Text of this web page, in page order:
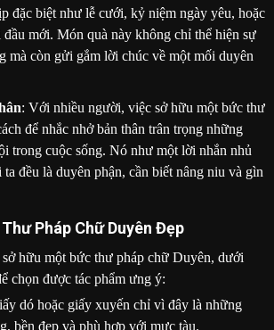
đặc biệt như lễ cưới, kỷ niệm ngày yêu, hoặc
mới. Món quà này không chỉ thể hiện sự
mà còn gửi gắm lời chúc về một mối duyên
: Với nhiều người, việc sở hữu một bức thư
để nhắc nhở bản thân trân trọng những
trong cuộc sống. Nó như một lời nhắn nhủ
đều là duyên phận, cần biết nâng niu và gìn
Pháp Chữ Duyên Đẹp
hữu một bức thư pháp chữ Duyên, dưới
chọn được tác phẩm ưng ý:
dó hoặc giấy xuyến chỉ vì đây là những
bền đẹp và phù hợp với mực tàu.